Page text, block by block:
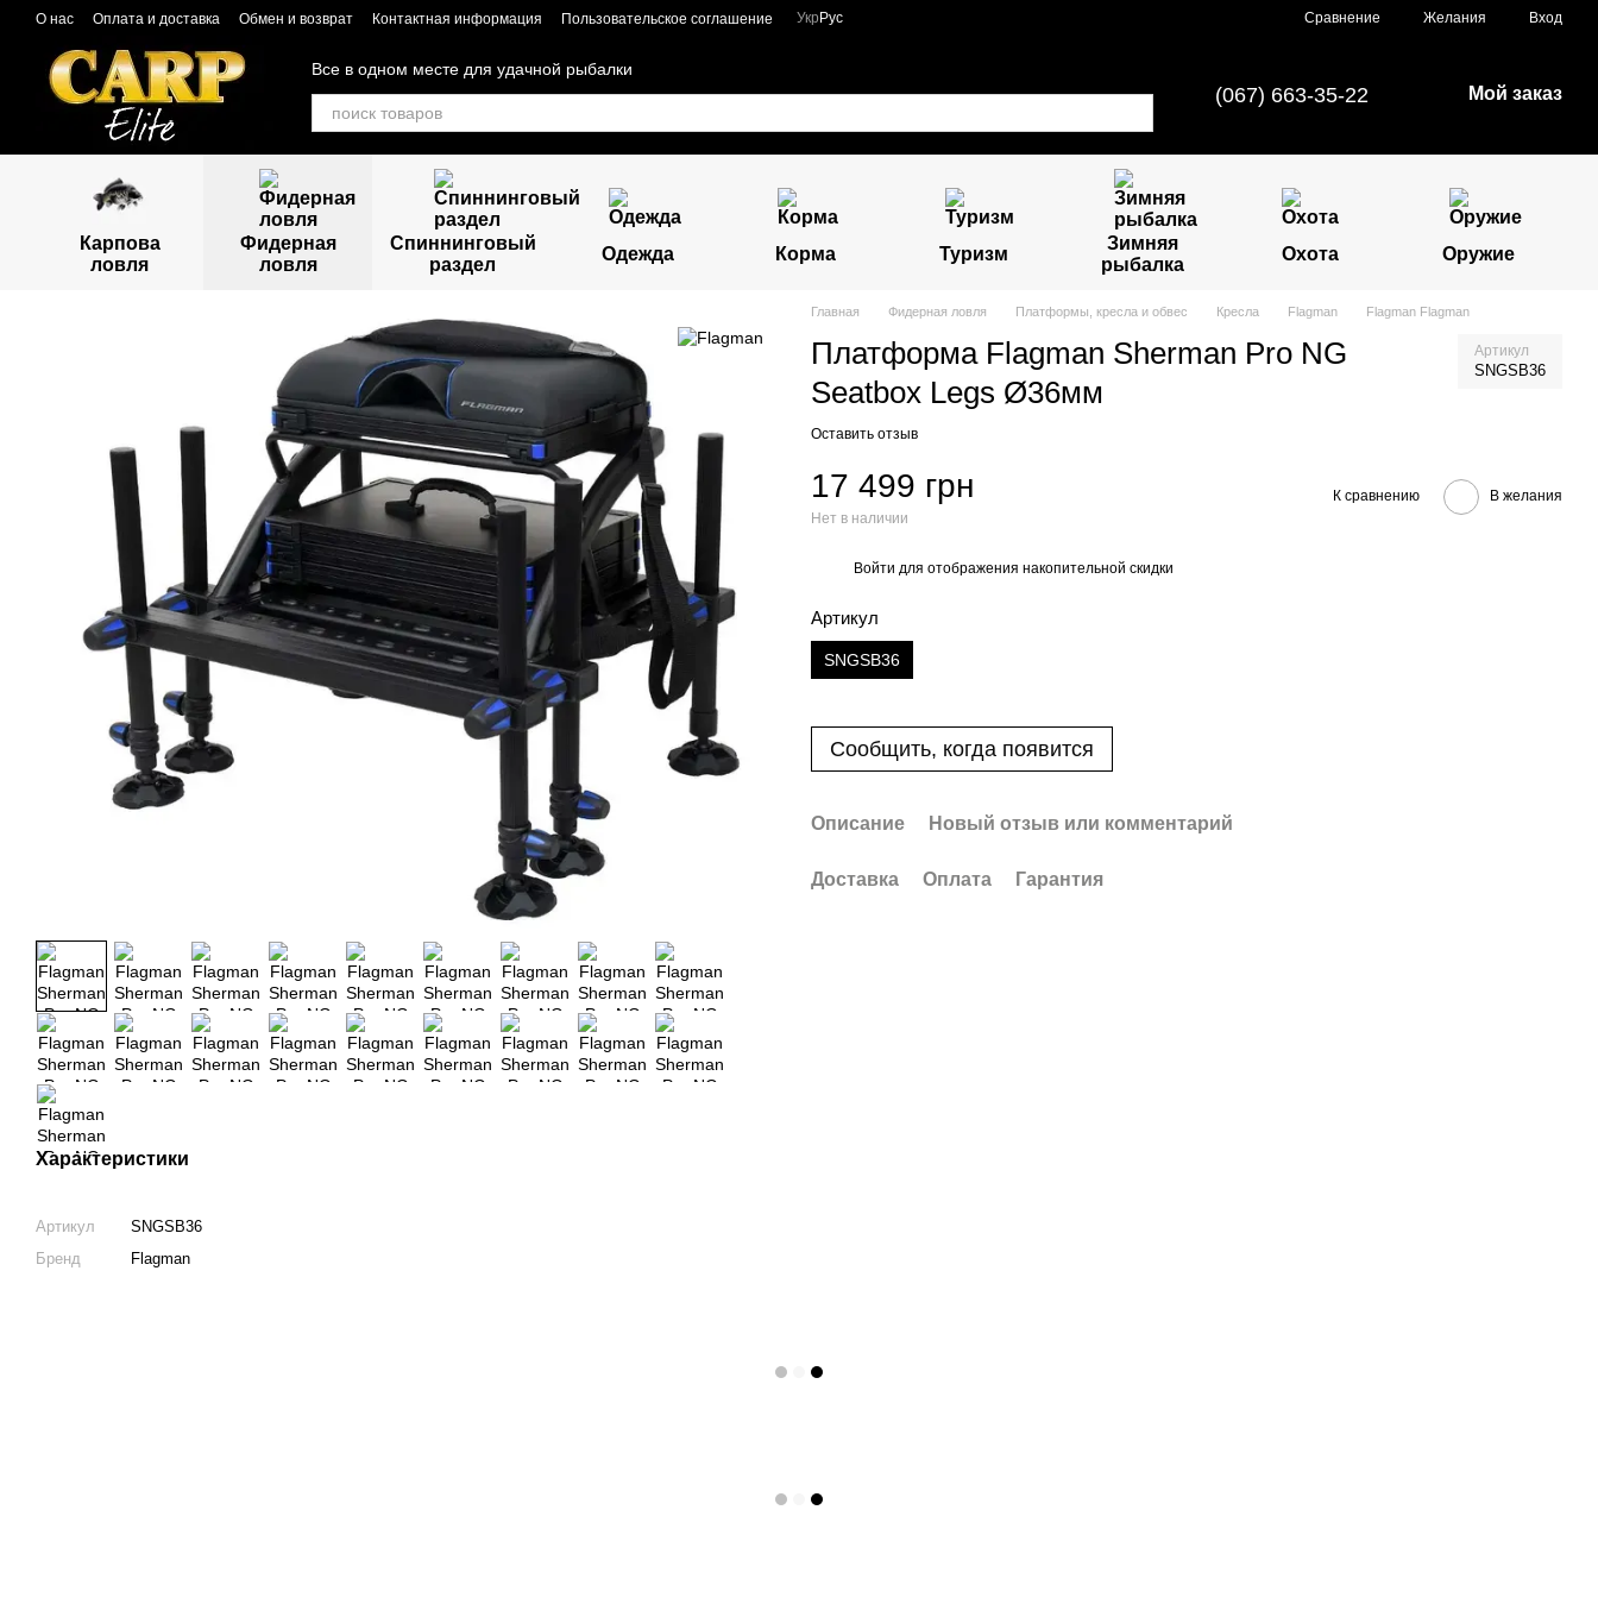
Перейти к основному контенту
О нас Оплата и доставка Обмен и возврат Контактная информация Пользовательское соглашение Укр Рус Сравнение Желания Вход
Все в одном месте для удачной рыбалки
(067) 663-35-22 Мой заказ
Карпова
ловля
Фидерная
ловля
Спиннинговый
раздел
Одежда Корма Туризм
Зимняя
рыбалка
Охота Оружие
Характеристики
Артикул
SNGSB36
Бренд
Flagman
Главная Фидерная ловля Платформы, кресла и обвес Кресла Flagman Flagman Flagman
Платформа Flagman Sherman Pro NG
Seatbox Legs Ø36мм
Артикул
SNGSB36
Оставить отзыв
17 499 грн
Нет в наличии
К сравнению В желания
Войти для отображения накопительной скидки
Артикул
SNGSB36
Сообщить, когда появится
Описание Новый отзыв или комментарий
Доставка Оплата Гарантия